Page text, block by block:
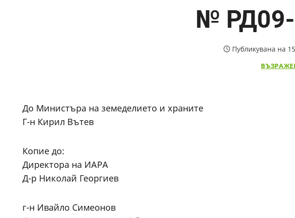
№
Публикувана на
До Министъра на земеделието и храните
Г-н Кирил Вътев
Копие до:
Директора на ИАРА
Д-р Николай Георгиев
г-н Ивайло Симеонов